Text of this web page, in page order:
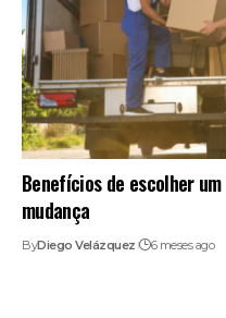
Benefícios de escolher
mudança
ByDiego Velázquez 6 meses ago